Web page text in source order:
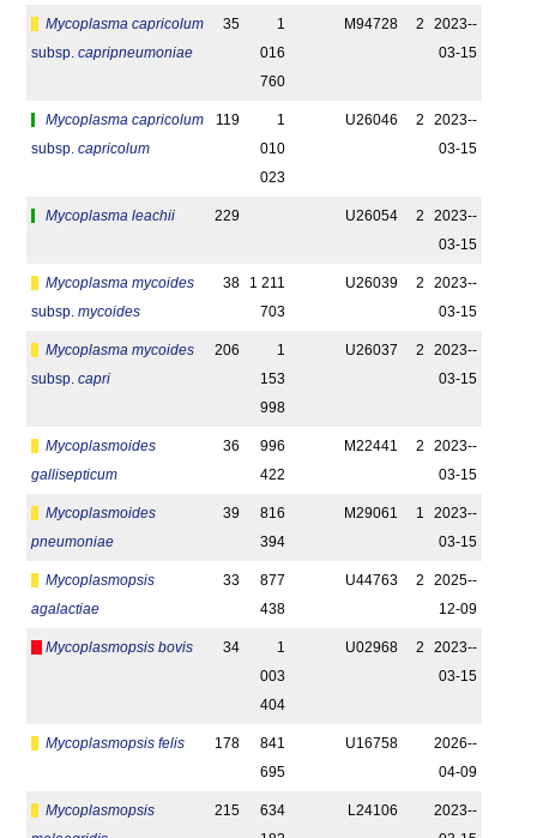
Mycoplasma capricolum
subsp. capripneumoniae
35
1
016
760
M94728 2
2023-­
03-15
Mycoplasma capricolum
subsp. capricolum
119
1
010
023
U26046 2
2023-­
03-15
Mycoplasma leachii 229 U26054 2
2023-­
03-15
Mycoplasma mycoides
subsp. mycoides
38
1 211
703
U26039 2
2023-­
03-15
Mycoplasma mycoides
subsp. capri
206
1
153
998
U26037 2
2023-­
03-15
Mycoplasmoides
gallisepticum
36
996
422
M22441 2
2023-­
03-15
Mycoplasmoides
pneumoniae
39
816
394
M29061 1
2023-­
03-15
Mycoplasmopsis
agalactiae
33
877
438
U44763 2
2025-­
12-09
Mycoplasmopsis bovis 34
1
003
404
U02968 2
2023-­
03-15
Mycoplasmopsis felis 178
841
695
U16758
2026-­
04-09
Mycoplasmopsis
215
634
L24106
2023-­